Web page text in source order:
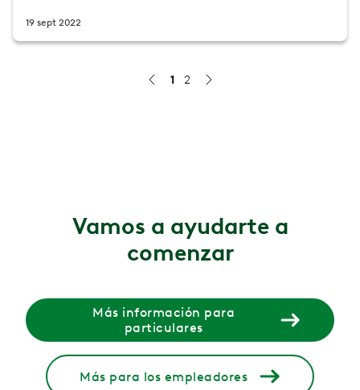
19 sept 2022
1 2
3 jun 2026
Claims-based ROI analysis for Fully Insured Companies
6 jun 2025
Acute Pain Reduction Clinical Studies
In two studies conducted with researchers from
16 dic 2024
Vamos a ayudarte a
comenzar
Más información para
particulares
Más para los empleadores